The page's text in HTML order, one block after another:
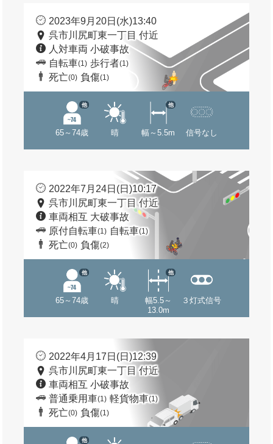
2023年9月20日(水)13:40
呉市川尻町東一丁目 付近
人対車両 小破事故
自転車(1) 歩行者(1)
死亡(0) 負傷(1)
65～74歳
他
晴 幅～5.5m
他
信号なし
2022年7月24日(日)10:17
呉市川尻町東一丁目 付近
車両相互 大破事故
原付自転車(1) 自転車(1)
死亡(0) 負傷(2)
65～74歳
他
晴
幅5.5～
13.0m
他
３灯式信号
2022年4月17日(日)12:39
呉市川尻町東一丁目 付近
車両相互 小破事故
普通乗用車(1) 軽貨物車(1)
死亡(0) 負傷(1)
他